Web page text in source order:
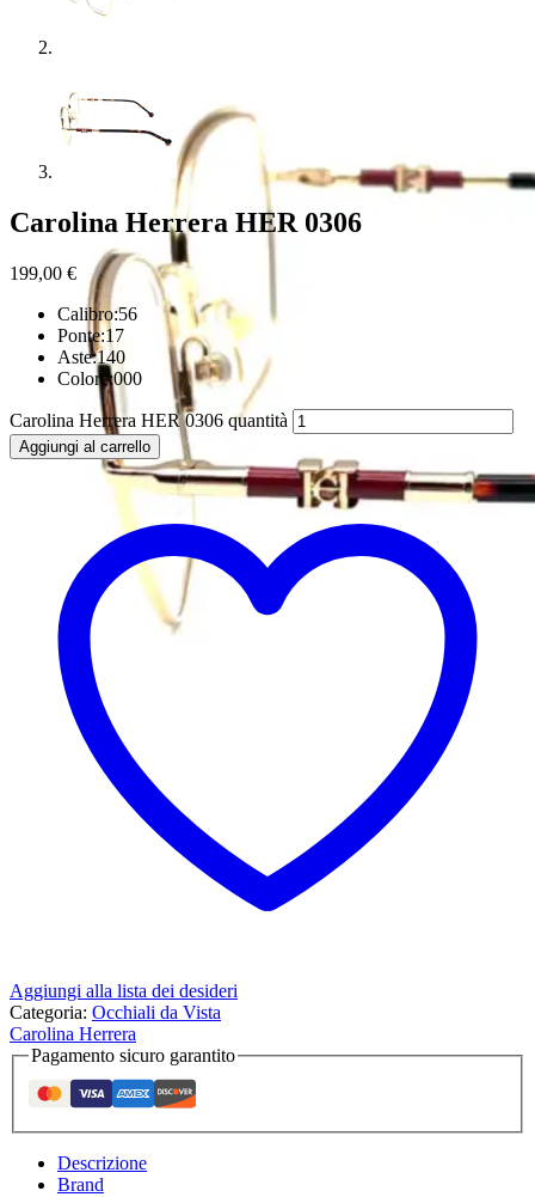
Carolina Herrera HER 0306
199,00 €
Calibro:56
Ponte:17
Aste:140
Colore:000
Carolina Herrera HER 0306 quantità
Aggiungi al carrello
Aggiungi alla lista dei desideri
Categoria: Occhiali da Vista
Carolina Herrera
Pagamento sicuro garantito
Descrizione
Brand